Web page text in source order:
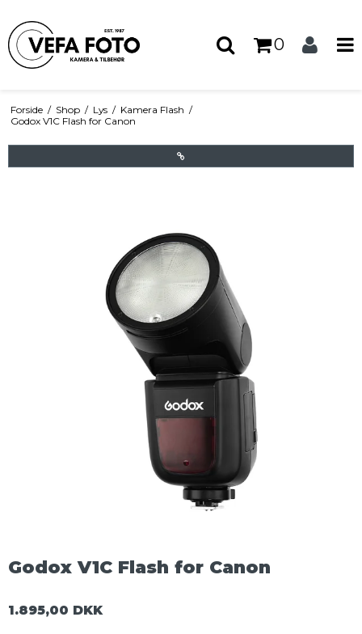
0
Forside / Shop / Lys / Kamera Flash /
Godox V1C Flash for Canon
Godox V1C Flash for Canon
1.895,00 DKK